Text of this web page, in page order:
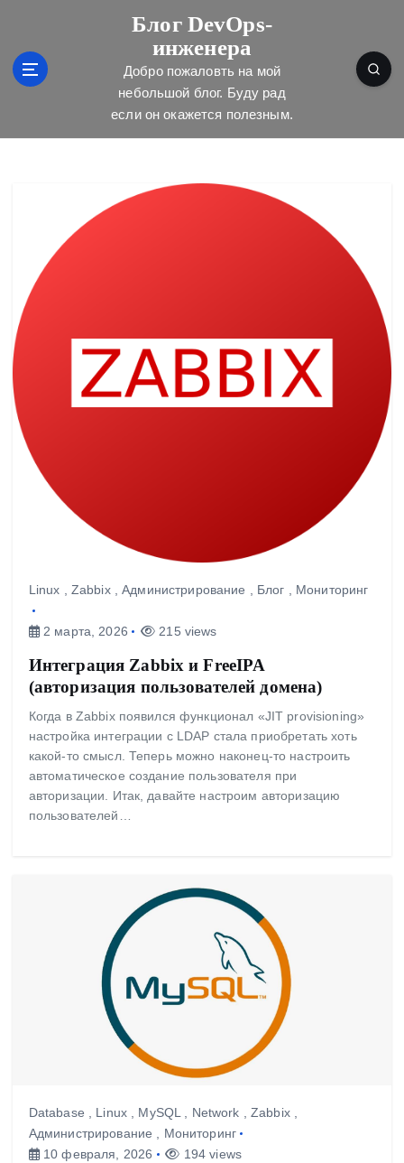
Блог DevOps-
инженера
Добро пожаловть на мой
небольшой блог. Буду рад
если он окажется полезным.
Linux , Zabbix,Администрирование , Блог , Мониторинг
2 марта, 2026 215 views
Интеграция Zabbix и FreeIPA
(авторизация пользователей домена)
Когда в Zabbix появился функционал «JIT provisioning»
настройка интеграции с LDAP стала приобретать хоть
какой-то смысл. Теперь можно наконец-то настроить
автоматическое создание пользователя при
авторизации. Итак, давайте настроим авторизацию
пользователей…
Database Linux, MySQL Network Zabbix,
Администрирование
Мониторинг
10 февраля, 2026
194 views